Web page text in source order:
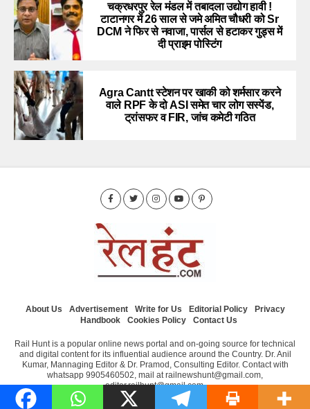
चक्रधरपुर रेल मंडल में तबादला उद्योग हावी !
टाटानगर में 26 साल से जमे अमित चौधरी को Sr
DCM ने फिर से नवाजा, पार्सल से हटाकर गुड्स में
दी प्राइम पोस्टिंग
Agra Cantt स्टेशन पर खाकी को शर्मसार करने
वाले RPF के दो ASI समेत चार लोग सस्पेंड,
ट्रांसफर व FIR, जांच कमेटी गठित
About Us Advertisement Write for Us Editorial Policy
Privacy
Handbook
Cookies Policy Contact Us
Rail Hunt is a popular online news portal and on-going source for technical
and digital content for its influential audience around the Country. Dr. Anil
Kumar, Mannaging Editor & Dr. Pramod, Consulting Editor. Contact with
whatsapp 9905460502, mail at railnewshunt@gmail.com,
editor.railhunt@gmail.com.